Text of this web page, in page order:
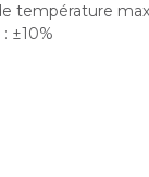
température
±10%